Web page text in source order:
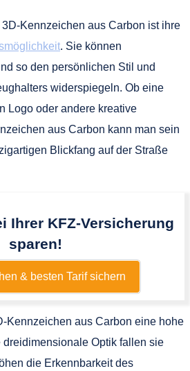
Kennzeichen aus Carbon ist ihre
. Sie können
so den persönlichen Stil und
widerspiegeln. Ob eine
Logo oder andere kreative
aus Carbon kann man sein
Blickfang auf der Straße
Ihrer KFZ-Versicherung
sparen!
& besten Tarif sichern
Kennzeichen aus Carbon eine hohe
dreidimensionale Optik fallen sie
die Erkennbarkeit des